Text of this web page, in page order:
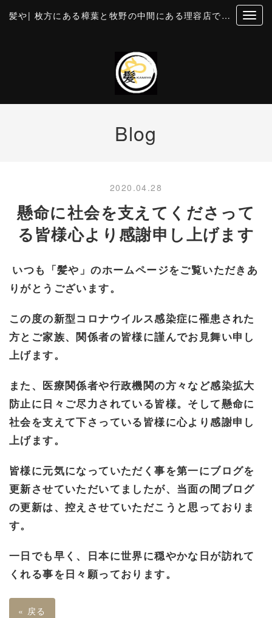
髪や| 枚方にある樟葉と牧野の中間にある理容店です。個室風の空間でカットとお顔そり・美容・理容
Blog
2020.04.28
懸命に社会を支えてくださって
る皆様心より感謝申し上げます
いつも「髪や」のホームページをご覧いただきあ
りがとうございます。
この度の新型コロナウイルス感染症に罹患された
方とご家族、関係者の皆様に謹んでお見舞い申し
上げます。
また、医療関係者や行政機関の方々など感染拡大
防止に日々ご尽力されている皆様。そして懸命に
社会を支えて下さっている皆様に心より感謝申し
上げます。
皆様に元気になっていただく事を第一にブログを
更新させていただいてましたが、当面の間ブログ
の更新は、控えさせていただこうと思っておりま
す。
一日でも早く、日本に世界に穏やかな日が訪れて
くれる事を日々願っております。
« 戻る